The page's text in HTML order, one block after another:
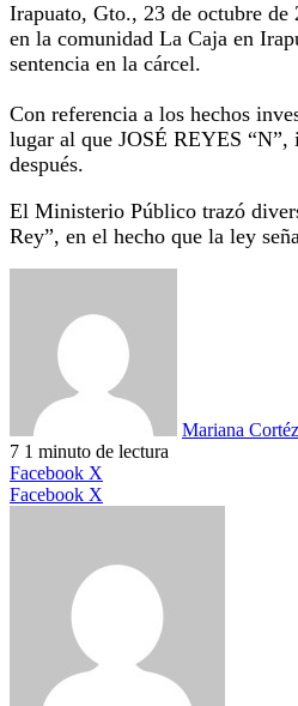
Irapuato, Gto., 23 de octubre
en la comunidad La Caja en
sentencia en la cárcel.
Con referencia a los hechos
lugar al que JOSÉ REYES
después.
El Ministerio Público trazó
Rey”, en el hecho que la ley
Mariana Cortéz
7 1 minuto de lectura
Facebook X
Facebook X